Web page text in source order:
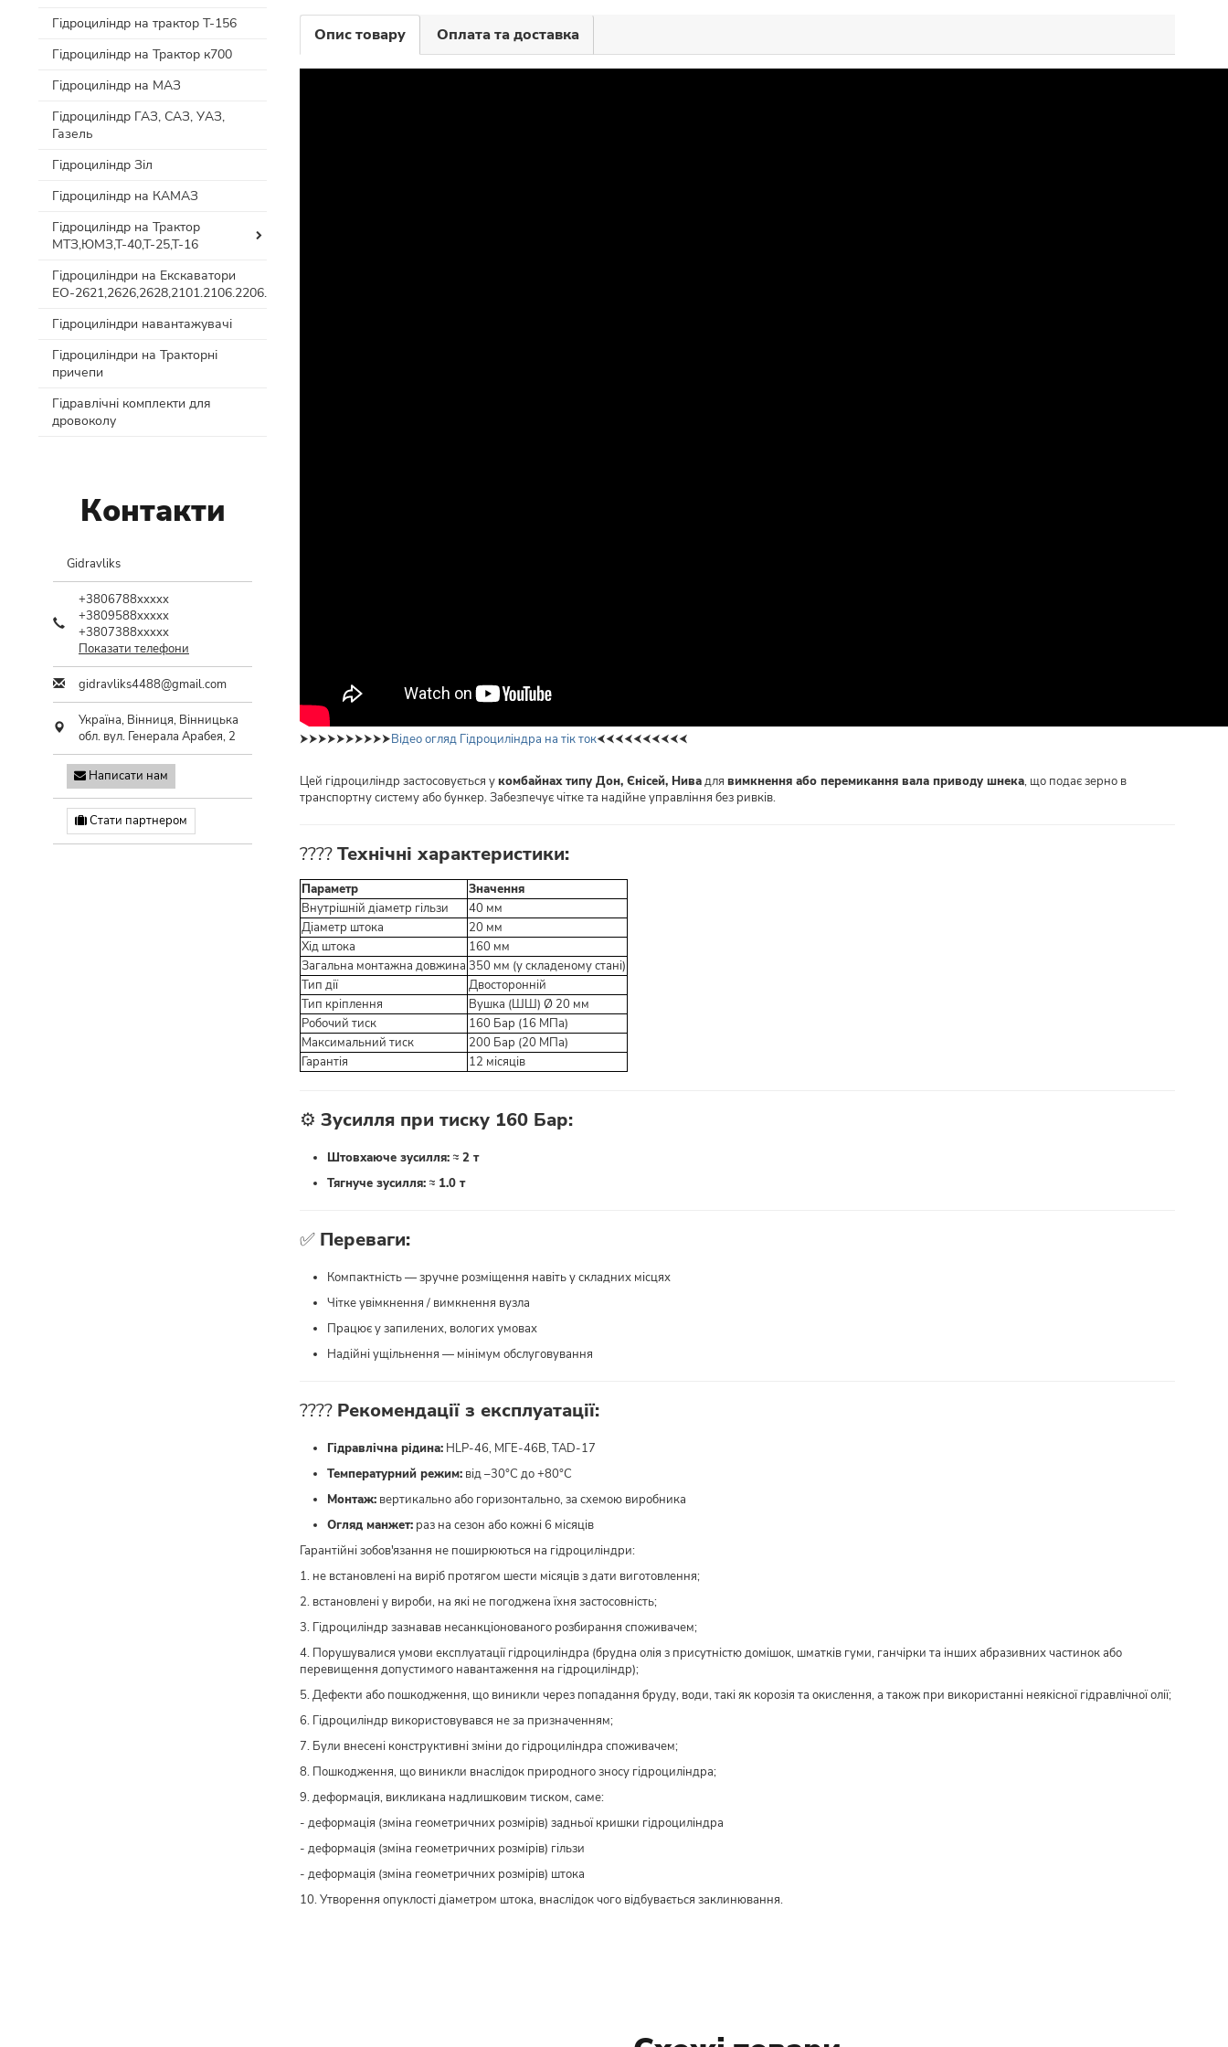
Опис товару Оплата та доставка
⮞⮞⮞​​​​​​​⮞​​​​​​​⮞​​​​​​​⮞​​​​​​​⮞​​​​​​​⮞​​​​​​​⮞​​​​​​​⮞​​​​​​​Відео огляд Гідроциліндра на тік ток⮜​​​​​​​⮜​​​​​​​⮜​​​​​​​⮜​​​​​​​⮜​​​​​​​⮜​​​​​​​⮜​​​​​​​⮜​​​​​​​⮜​​​​​​​⮜
Цей гідроциліндр застосовується укомбайнах типу Дон, Єнісей, Нивадля вимкнення або перемикання вала приводу шнека, що подає зерно в
транспортну систему або бункер. Забезпечує чітке та надійне управління без ривків.
????Технічні характеристики:
Параметр
Значення
Внутрішній діаметр гільзи
40 мм
Діаметр штока
20 мм
Хід штока
160 мм
Загальна монтажна довжина 350 мм (у складеному стані)
Тип дії
Двосторонній
Тип кріплення
Вушка (ШШ) Ø 20 мм
Робочий тиск
160 Бар (16 МПа)
Максимальний тиск
200 Бар (20 МПа)
Гарантія
12 місяців
⚙️ Зусилля при тиску 160 Бар:
Штовхаюче зусилля: ≈ 2 т
Тягнуче зусилля: ≈ 1.0 т
✅ Переваги:
Компактність — зручне розміщення навіть у складних місцях
Чітке увімкнення / вимкнення вузла
Працює у запилених, вологих умовах
Надійні ущільнення — мінімум обслуговування
???? Рекомендації з експлуатації:
Гідравлічна рідина: HLP-46, МГЕ-46В, TAD-17
Температурний режим: від –30°C до +80°C
Монтаж: вертикально або горизонтально, за схемою виробника
Огляд манжет: раз на сезон або кожні 6 місяців
Гарантійні зобов'язання не поширюються на гідроциліндри:
1. не встановлені на виріб протягом шести місяців з дати виготовлення;
2. встановлені у вироби, на які не погоджена їхня застосовність;
3. Гідроциліндр зазнавав несанкціонованого розбирання споживачем;
4. Порушувалися умови експлуатації гідроциліндра (брудна олія з присутністю домішок, шматків гуми, ганчірки та інших абразивних частинок або
перевищення допустимого навантаження на гідроциліндр);
5. Дефекти або пошкодження, що виникли через попадання бруду, води, такі як корозія та окислення, а також при використанні неякісної гідравлічної олії;
6. Гідроциліндр використовувався не за призначенням;
7. Були внесені конструктивні зміни до гідроциліндра споживачем;
8. Пошкодження, що виникли внаслідок природного зносу гідроциліндра;
9. деформація, викликана надлишковим тиском, саме:
- деформація (зміна геометричних розмірів) задньої кришки гідроциліндра
- деформація (зміна геометричних розмірів) гільзи
- деформація (зміна геометричних розмірів) штока
10. Утворення опуклості діаметром штока, внаслідок чого відбувається заклинювання.
Гідроциліндр на трактор Т-156
Гідроциліндр на Трактор к700
Гідроциліндр на МАЗ
Гідроциліндр ГАЗ, САЗ, УАЗ,
Газель
Гідроциліндр Зіл
Гідроциліндр на КАМАЗ
Гідроциліндр на Трактор
МТЗ,ЮМЗ,Т-40,Т-25,Т-16
Гідроциліндри на Екскаватори
ЕО-2621,2626,2628,2101.2106.2206.
Гідроциліндри навантажувачі
Гідроциліндри на Тракторні
причепи
Гідравлічні комплекти для
дровоколу
Контакти
Gidravliks
+3806788xxxxx
+3809588xxxxx
+3807388xxxxx
Показати телефони
gidravliks4488@gmail.com
Україна, Вінниця, Вінницька
обл. вул. Генерала Арабея, 2
Написати нам
Стати партнером